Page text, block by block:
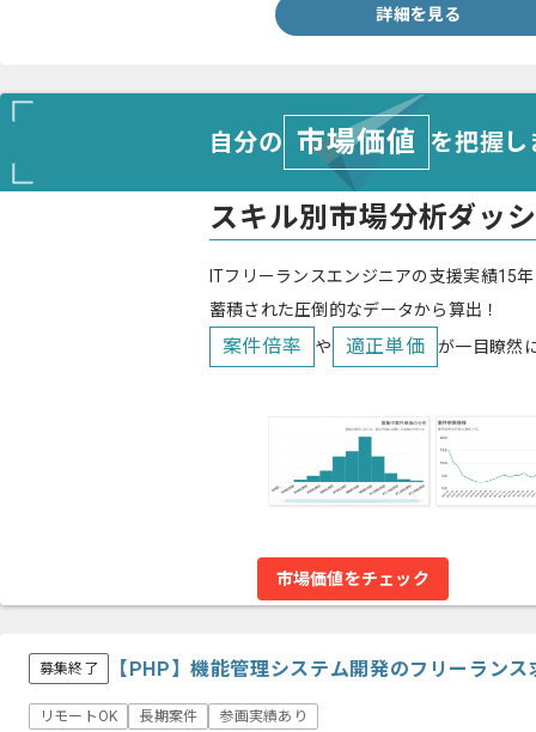
詳細を見る
自分の 市場価値 を把握
スキル別市場分析ダッ
ITフリーランスエンジニアの支援実績15
蓄積された圧倒的なデータから算出！
案件倍率 や 適正単価 が一目瞭然
市場価値をチェック
募集終了 【PHP】機能管理システム開発のフリーラン
リモートOK 長期案件 参画実績あり